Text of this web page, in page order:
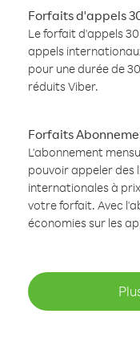
Forfaits d'appels
Le forfait d'appels
appels
pour une durée de
réduits Viber.
Forfaits
L'abonnement
pouvoir appeler des
internationales à
votre forfait. Avec
économies sur les